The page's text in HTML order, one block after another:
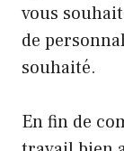
vous
de
souhaité.
En fin de